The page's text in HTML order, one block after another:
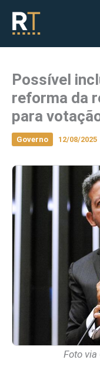
conteúdo
Possível
reforma da
para
Governo 12/08/2025
Foto via